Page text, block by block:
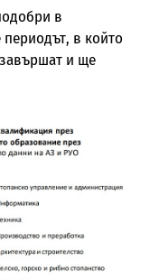
в
в който
и ще